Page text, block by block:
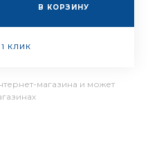
В КОРЗИНУ
КЛИК
магазина и может